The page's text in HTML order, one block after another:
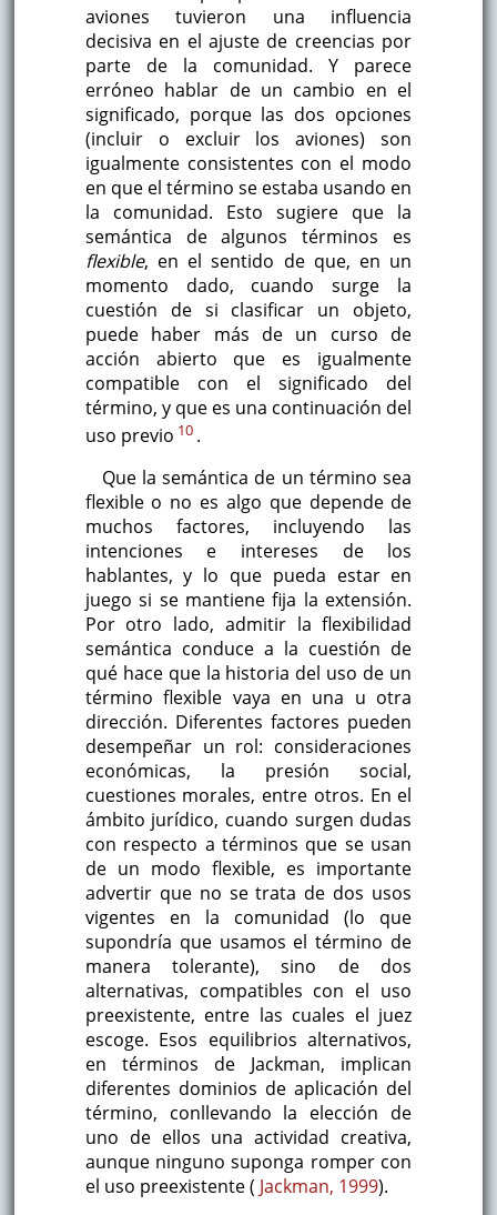
aviones tuvieron una influencia
decisiva en el ajuste de creencias por
parte de la comunidad. Y parece
erróneo hablar de un cambio en el
significado, porque las dos opciones
(incluir o excluir los aviones) son
igualmente consistentes con el modo
en que el término se estaba usando en
la comunidad. Esto sugiere que la
semántica de algunos términos es
flexible, en el sentido de que, en un
momento dado, cuando surge la
cuestión de si clasificar un objeto,
puede haber más de un curso de
acción abierto que es igualmente
compatible con el significado del
término, y que es una continuación del
uso previo 10 .
Que la semántica de un término sea
flexible o no es algo que depende de
muchos factores, incluyendo las
intenciones e intereses de los
hablantes, y lo que pueda estar en
juego si se mantiene fija la extensión.
Por otro lado, admitir la flexibilidad
semántica conduce a la cuestión de
qué hace que la historia del uso de un
término flexible vaya en una u otra
dirección. Diferentes factores pueden
desempeñar un rol: consideraciones
económicas, la presión social,
cuestiones morales, entre otros. En el
ámbito jurídico, cuando surgen dudas
con respecto a términos que se usan
de un modo flexible, es importante
advertir que no se trata de dos usos
vigentes en la comunidad (lo que
supondría que usamos el término de
manera tolerante), sino de dos
alternativas, compatibles con el uso
preexistente, entre las cuales el juez
escoge. Esos equilibrios alternativos,
en términos de Jackman, implican
diferentes dominios de aplicación del
término, conllevando la elección de
uno de ellos una actividad creativa,
aunque ninguno suponga romper con
el uso preexistente ( Jackman, 1999).